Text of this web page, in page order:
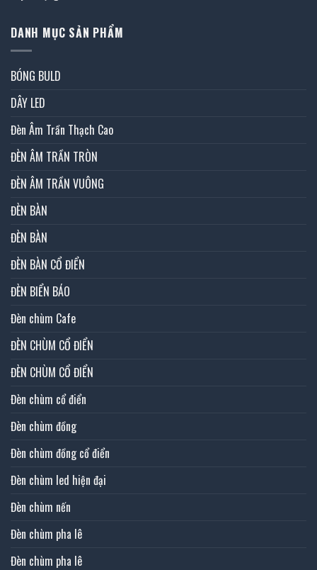
DANH MỤC SẢN PHẨM
BÓNG BULD
DÂY LED
Đèn Âm Trần Thạch Cao
ĐÈN ÂM TRẦN TRÒN
ĐÈN ÂM TRẦN VUÔNG
ĐÈN BÀN
ĐÈN BÀN
ĐÈN BÀN CỔ ĐIỂN
ĐÈN BIỂN BÁO
Đèn chùm Cafe
ĐÈN CHÙM CỔ ĐIỂN
ĐÈN CHÙM CỔ ĐIỂN
Đèn chùm cổ điển
Đèn chùm đồng
Đèn chùm đồng cổ điển
Đèn chùm led hiện đại
Đèn chùm nến
Đèn chùm pha lê
Đèn chùm pha lê